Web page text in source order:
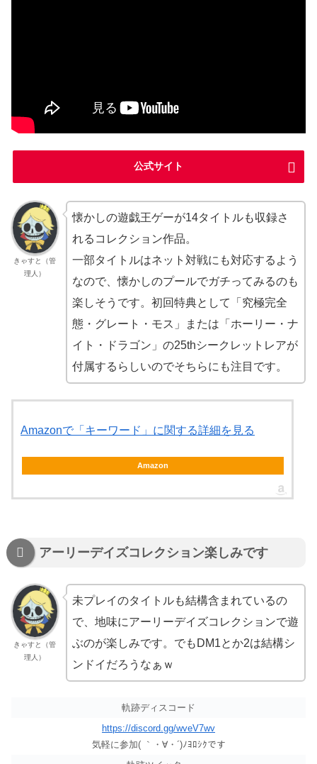
公式サイト
きゃすと（管
理人）
懐かしの遊戯王ゲーが14タイトルも収録さ
れるコレクション作品。
一部タイトルはネット対戦にも対応するよう
なので、懐かしのプールでガチってみるのも
楽しそうです。初回特典として「究極完全
態・グレート・モス」または「ホーリー・ナ
イト・ドラゴン​​」の25thシークレットレアが
付属するらしいのでそちらにも注目です。
Amazonで「キーワード」に関する詳細を見る
Amazon
アーリーデイズコレクション楽しみです
きゃすと（管
理人）
未プレイのタイトルも結構含まれているの
で、地味にアーリーデイズコレクションで遊
ぶのが楽しみです。でもDM1とか2は結構シ
ンドイだろうなぁｗ
軌跡ディスコード
https://discord.gg/wveV7wv
気軽に参加( ｀・∀・´)ﾉﾖﾛｼｸです